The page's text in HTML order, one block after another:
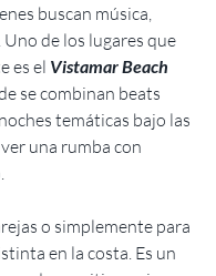
buscan música,
de los lugares que
es el Vistamar Beach
se combinan beats
temáticas bajo las
una rumba con
o simplemente para
en la costa. Es un